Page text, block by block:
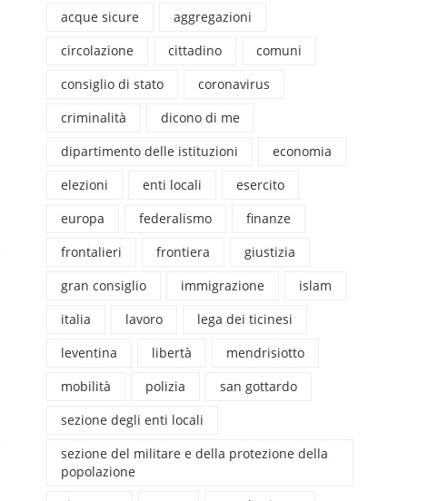
acque sicure
aggregazioni
circolazione
cittadino
comuni
consiglio di stato
coronavirus
criminalità
dicono di me
dipartimento delle istituzioni
economia
elezioni
enti locali
esercito
europa
federalismo
finanze
frontalieri
frontiera
giustizia
gran consiglio
immigrazione
islam
italia
lavoro
lega dei ticinesi
leventina
libertà
mendrisiotto
mobilità
polizia
san gottardo
sezione degli enti locali
sezione del militare e della protezione della
popolazione